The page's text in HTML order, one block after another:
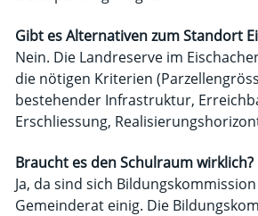
Gibt es Alternativen zum Standort
Nein. Die Landreserve im
die nötigen Kriterien
bestehender Infrastruktur,
Erschliessung,
Braucht es den Schulraum wirklich?
Ja, da sind sich
Gemeinderat einig. Die